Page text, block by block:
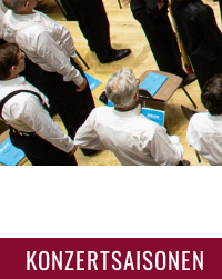
KONZERTSAISONEN